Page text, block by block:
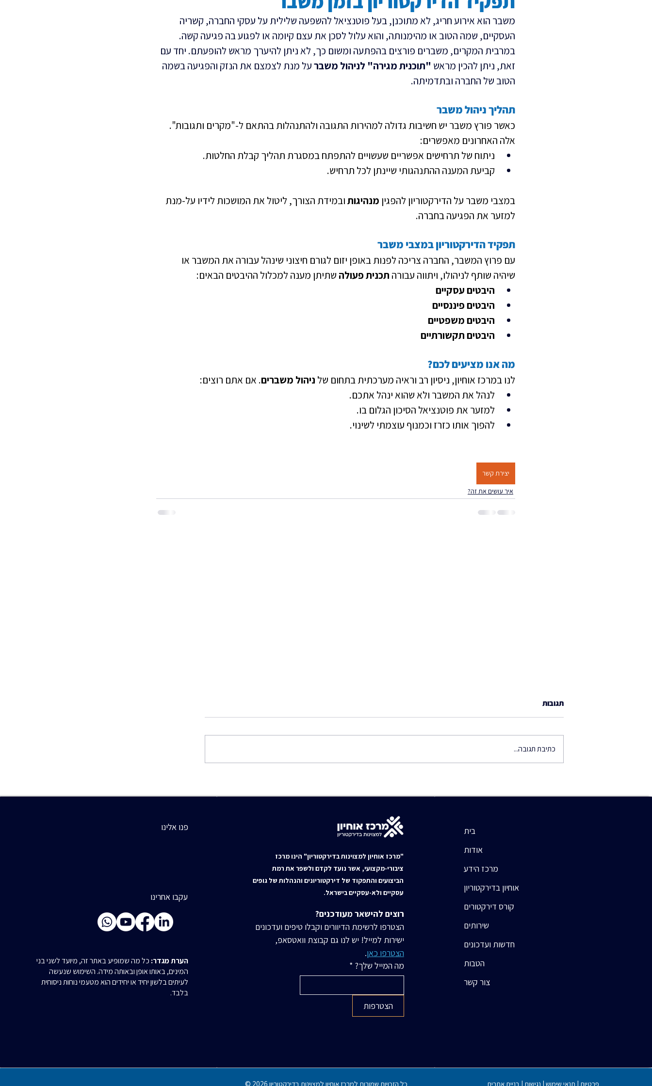
משבר הוא אירוע חריג, לא מתוכנן, בעל פוטנציאל להשפעה שלילית על עסקי החברה, קשריה
העסקיים, שמה הטוב או מהימנותה, והוא עלול לסכן את עצם קיומה או לפגוע בה פגיעה קשה.
במרבית המקרים, משברים פורצים בהפתעה ומשום כך, לא ניתן להיערך מראש להופעתם. יחד עם
זאת, ניתן להכין מראש "תוכנית מגירה" לניהול משבר על מנת לצמצם את הנזק והפגיעה בשמה
הטוב של החברה ובתדמיתה.
תהליך ניהול משבר
כאשר פורץ משבר יש חשיבות גדולה למהירות התגובה ולהתנהלות בהתאם ל-"מקרים ותגובות".
אלה האחרונים מאפשרים:
ניתוח של תרחישים אפשריים שעשויים להתפתח במסגרת תהליך קבלת החלטות.
קביעת המענה ההתנהגותי שיינתן לכל תרחיש.
במצבי משבר על הדירקטוריון להפגין מנהיגות ובמידת הצורך, ליטול את המושכות לידיו על-מנת
למזער את הפגיעה בחברה.
תפקיד הדירקטוריון במצבי משבר
עם פרוץ המשבר, החברה צריכה לפנות באופן יזום לגורם חיצוני שינהל עבורה את המשבר או
שיהיה שותף לניהולו, ויתווה עבורה תכנית פעולה שתיתן מענה למכלול ההיבטים הבאים:
היבטים עסקיים
היבטים פיננסיים
היבטים משפטיים
היבטים תקשורתיים
מה אנו מציעים לכם?
לנו במרכז אוחיון, ניסיון רב וראיה מערכתית בתחום של ניהול משברים. אם אתם רוצים:
לנהל את המשבר ולא שהוא ינהל אתכם.
למזער את פוטנציאל הסיכון הגלום בו.
להפוך אותו כזרז וכמנוף עוצמתי לשינוי.
יצירת קשר
איך עושים את זה?
תגובות
כתיבת תגובה...
פנו אלינו
עקבו אחרינו
הערת מגדר: כל מה שמופיע באתר זה, מיועד לשני בני
המינים, באותו אופן ובאותה מידה. השימוש שנעשה
לעיתים בלשון יחיד או יחידים הוא מטעמי נוחות ניסוחית
בלבד.
"מרכז אוחיון למצוינות בדירקטוריון" הינו מרכז
ציבורי-מקצועי, אשר נועד לקדם ולשפר את רמת
הביצועים והתפקוד של דירקטוריונים והנהלות של גופים
עסקיים ולא-עסקיים בישראל.
רוצים להישאר מעודכנים?
ישירות למייל! יש לנו גם קבוצת וואטסאפ,
הצטרפו כאן.
מה המייל שלך? *
הצטרפות
בית
אודות
מרכז הידע
אוחיון בדירקטוריון
קורס דירקטורים
שירותים
חדשות ועדכונים
הטבות
צור קשר
כל הזכויות שמורות למרכז אוחיון למצוינות בדירקטוריון 2026 © פרטיות תנאי שימוש נגישות | בניית אתרים